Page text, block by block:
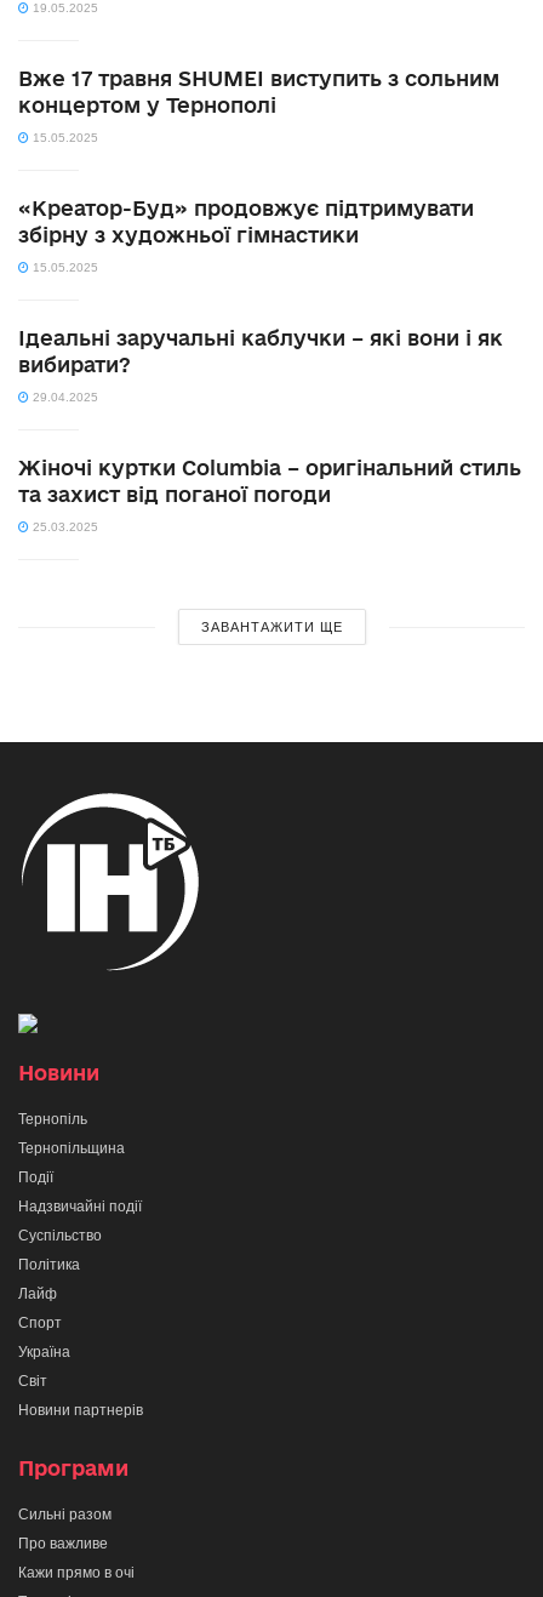
19.05.2025
Вже 17 травня SHUMEI виступить з сольним
концертом у Тернополі
15.05.2025
«Креатор-Буд» продовжує підтримувати
збірну з художньої гімнастики
15.05.2025
Ідеальні заручальні каблучки – які вони і як
вибирати?
29.04.2025
Жіночі куртки Columbia – оригінальний стиль
та захист від поганої погоди
25.03.2025
ЗАВАНТАЖИТИ ЩЕ
Новини
Тернопіль
Тернопільщина
Події
Надзвичайні події
Суспільство
Політика
Лайф
Спорт
Україна
Світ
Новини партнерів
Програми
Сильні разом
Про важливе
Кажи прямо в очі